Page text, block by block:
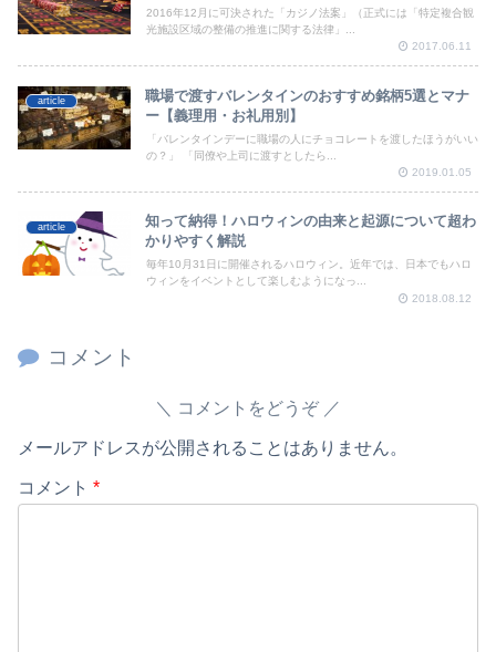
2016年12月に可決された「カジノ法案」（正式には「特定複合観
光施設区域の整備の推進に関する法律」...
2017.06.11
article
職場で渡すバレンタインのおすすめ銘柄5選とマナ
ー【義理用・お礼用別】
「バレンタインデーに職場の人にチョコレートを渡したほうがいい
の？」 「同僚や上司に渡すとしたら...
2019.01.05
article
知って納得！ハロウィンの由来と起源について超わ
かりやすく解説
毎年10月31日に開催されるハロウィン。近年では、日本でもハロ
ウィンをイベントとして楽しむようになっ...
2018.08.12
コメント
コメントをどうぞ
メールアドレスが公開されることはありません。
コメント *